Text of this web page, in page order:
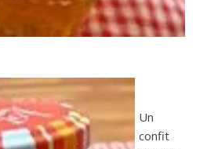
Un
confit